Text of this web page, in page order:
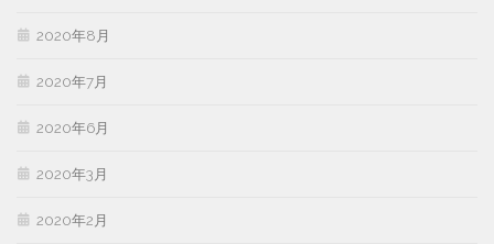
2020年8月
2020年7月
2020年6月
2020年3月
2020年2月